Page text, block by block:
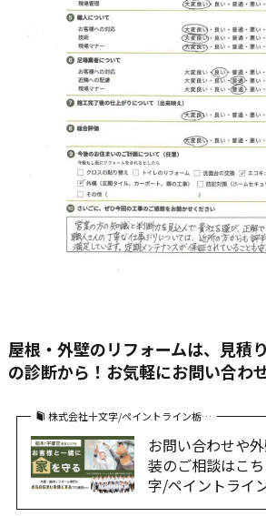
屋根・外壁のリフォームは、見積
の診断から！お気軽にお問い合わ
株式会社十文字/ペイントライン栃…
お問い合わせや
装のご相談はこ
字/ペイントライ